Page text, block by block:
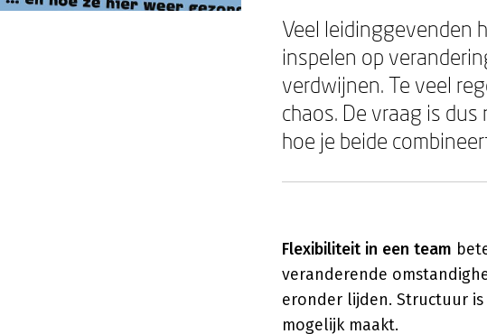
Veel leidinggevenden
inspelen op
verdwijnen. Te veel
chaos. De vraag is
hoe je beide
Flexibiliteit in een team
veranderende
eronder lijden. Structuur
mogelijk maakt.